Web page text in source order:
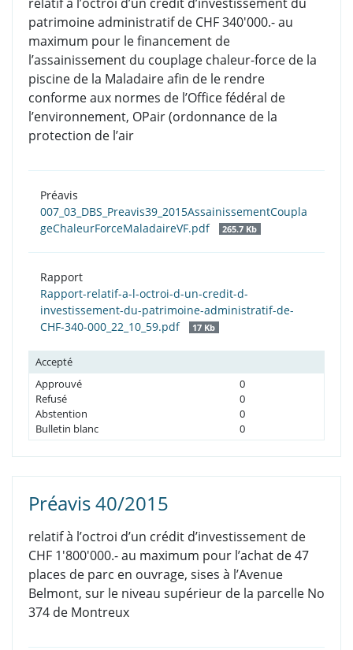
patrimoine administratif de CHF 340'000.- au
maximum pour le financement de
l’assainissement du couplage chaleur-force de la
piscine de la Maladaire afin de le rendre
conforme aux normes de l’Office fédéral de
l’environnement, OPair (ordonnance de la
protection de l’air
Préavis
007_03_DBS_Preavis39_2015AssainissementCoupla
geChaleurForceMaladaireVF.pdf
265.7 Kb
Rapport
Rapport-relatif-a-l-octroi-d-un-credit-d-
investissement-du-patrimoine-administratif-de-
CHF-340-000_22_10_59.pdf
17 Kb
Accepté
Approuvé
0
Refusé
0
Abstention
0
Bulletin blanc
0
Préavis 40/2015
relatif à l’octroi d’un crédit d’investissement de
CHF 1'800'000.- au maximum pour l’achat de 47
places de parc en ouvrage, sises à l’Avenue
Belmont, sur le niveau supérieur de la parcelle No
374 de Montreux